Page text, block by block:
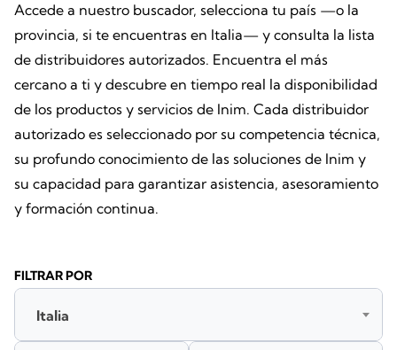
Accede a nuestro buscador, selecciona tu país —o la
provincia, si te encuentras en Italia— y consulta la lista
de distribuidores autorizados. Encuentra el más
cercano a ti y descubre en tiempo real la disponibilidad
de los productos y servicios de Inim. Cada distribuidor
autorizado es seleccionado por su competencia técnica,
su profundo conocimiento de las soluciones de Inim y
su capacidad para garantizar asistencia, asesoramiento
y formación continua.
FILTRAR POR
Italia